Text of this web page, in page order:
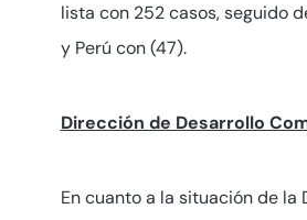
lista con 252 casos, seguido
y Perú con (47).
Dirección de Desarrollo
En cuanto a la situación de la